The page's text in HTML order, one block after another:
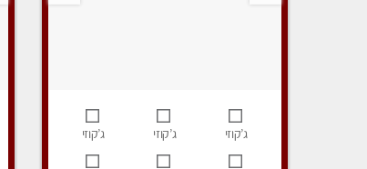
ג’קוזי ג’קוזי ג’קוזי